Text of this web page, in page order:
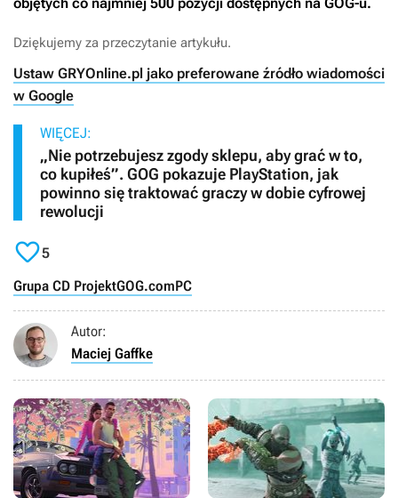
Dziękujemy za przeczytanie artykułu.
Ustaw GRYOnline.pl jako preferowane źródło wiadomości
w Google
WIĘCEJ:
„Nie potrzebujesz zgody sklepu, aby grać w to,
co kupiłeś”. GOG pokazuje PlayStation, jak
powinno się traktować graczy w dobie cyfrowej
rewolucji
5
Grupa CD ProjektGOG.comPC
Autor:
Maciej Gaffke